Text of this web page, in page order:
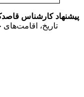
پیشنهاد کارشناس قاصدک
تاریخ،